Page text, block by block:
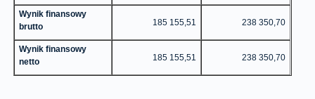
Wynik finansowy
brutto
185 155,51 238 350,70
Wynik finansowy
netto
185 155,51 238 350,70